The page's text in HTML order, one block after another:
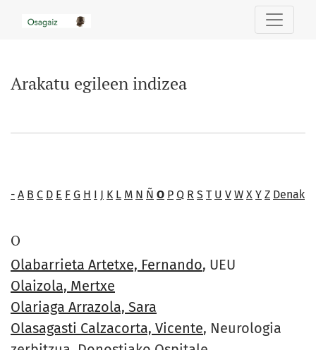
Arakatu egileen indizea
- A B C D E F G H I J K L M N Ñ O P Q R S T U V W X Y Z Denak
O
Olabarrieta Artetxe, Fernando, UEU
Olaizola, Mertxe
Olariaga Arrazola, Sara
Olasagasti Calzacorta, Vicente, Neurologia